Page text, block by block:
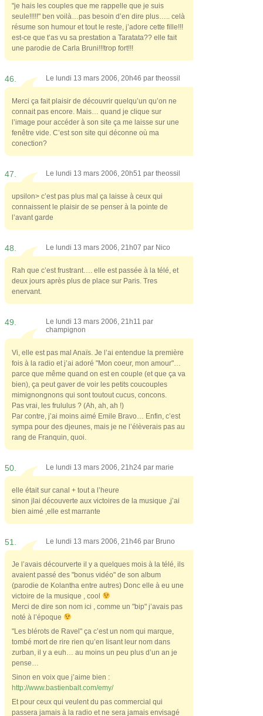
"je hais les couples que me rappelle que je suis
seule!!!!!" ben voilà…pas besoin d’en dire plus….. celà
résume son humour et tout le reste, j’adore cette fille!!!
est-ce que t’as vu sa prestation a Taratata?? elle fait
une parodie de Carla Bruni!!!trop fort!!!
46. Le lundi 13 mars 2006, 20h46 par theossil
Merci ça fait plaisir de découvrir quelqu’un qu’on ne
connait pas encore. Mais… quand je clique sur
l’image pour accéder à son site ça me laisse sur une
fenêtre vide. C’est son site qui déconne où ma
conection?
47. Le lundi 13 mars 2006, 20h51 par theossil
upsilon> c’est pas plus mal ça laisse à ceux qui
connaissent le plaisir de se penser à la pointe de
l’avant garde
48. Le lundi 13 mars 2006, 21h07 par Nico
Rah que c’est frustrant…. elle est passée à la télé, et
deux jours après plus de place sur Paris. Tres
enervant.
49.
Le lundi 13 mars 2006, 21h11 par
champignon
Vi, elle est pas mal Anaïs. Je l’ai entendue la première
fois à la radio et j’ai adoré "Mon coeur, mon amour"…
parce que même quand on est en couple (et que ça va
bien), ça peut gaver de voir les petits coucouples
mimignongnons qui sont toutout cucus, concons.
Pas vrai, les frululus ? (Ah, ah, ah !)
Par contre, j’ai moins aimé Emile Bravo… Enfin, c’est
sympa pour des djeunes, mais je ne l’élèverais pas au
rang de Franquin, quoi.
50. Le lundi 13 mars 2006, 21h24 par marie
elle était sur canal + tout a l’heure
sinon jlai découverte aux victoires de la musique ,j’ai
bien aimé ,elle est marrante
51. Le lundi 13 mars 2006, 21h46 par Bruno
Je l’avais décourverte il y a quelques mois à la télé, ils
avaient passé des "bonus vidéo" de son album
(parodie de Kolantha entre autres) Donc elle à eu une
victoire de la musique , cool
Merci de dire son nom ici , comme un "bip" j’avais pas
noté à l’époque
"Les blérots de Ravel" ça c’est un nom qui marque,
tombé mort de rire rien qu’en lisant leur nom dans
zurban, il y a euh… au moins un peu plus d’un an je
pense…
Sinon en voix que j’aime bien :
http://www.bastienbalt.com/emy/
Et pour ceux qui veulent du pas commercial qui
passera jamais à la radio et ne sera jamais envisagé